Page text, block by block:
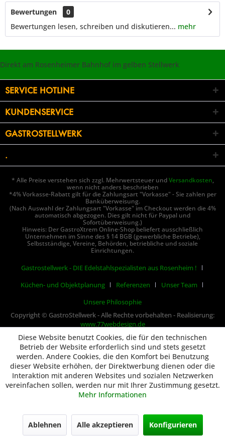
Bewertungen
0
Bewertungen lesen, schreiben und diskutieren... mehr
Direkt am Rosenheimer Bahnhof im gelben Stellwerk
SERVICE HOTLINE
KUNDENSERVICE
GASTROSTELLWERK
.
* Alle Preise verstehen sich zzgl. Mehrwertsteuer undVersandkosten,
wenn nicht anders beschrieben
*4% Vorkasse-Rabatt gilt für die Zahlungsart "Vorkasse" - Sie zahlen per
Banküberweisung.
(Nach Auswahl der Zahlungsart "Vorkasse" im Checkout werden die 4%
automatisch abgezogen. Dies gilt nicht für Paypal und
Sofortüberweisung.)
Hinweis: Der GastroXtrem Online-Shop beliefert ausschließlich
Unternehmen im Sinne des § 14 BGB (gewerbliche Betriebe),
Selbstständige, Vereine, Behörden, betriebliche und soziale
Einrichtungen.
Gastrostellwerk - DIE Edelstahlspezialisten aus Rosenheim !
Küchen- und Objektplanung
Referenzen
Unser Team
Unsere Philosophie
Copyright © GastroStellwerk - Alle Rechte vorbehalten - Realisierung:
www.77webdesign.de
Diese Website benutzt Cookies, die für den technischen
Betrieb der Website erforderlich sind und stets gesetzt
werden. Andere Cookies, die den Komfort bei Benutzung
dieser Website erhöhen, der Direktwerbung dienen oder die
Interaktion mit anderen Websites und sozialen Netzwerken
vereinfachen sollen, werden nur mit Ihrer Zustimmung gesetzt.
Mehr Informationen
Ablehnen Alle akzeptieren Konfigurieren